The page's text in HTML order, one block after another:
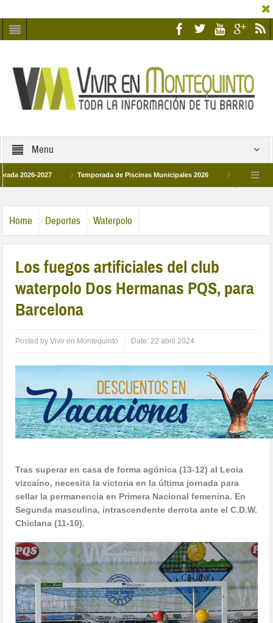
Menu
2027 Temporada de Piscinas Municipales 2026 Los Campus de
Home Deportes Waterpolo
Los fuegos artificiales del club
waterpolo Dos Hermanas PQS, para
Barcelona
Posted byVivir en Montequinto Date:22 abril 2024
Tras superar en casa de forma agónica (13-12) al Leoia
vizcaíno, necesita la victoria en la última jornada para
sellar la permanencia en Primera Nacional femenina. En
Segunda masculina, intrascendente derrota ante el C.D.W.
Chiclana (11-10).